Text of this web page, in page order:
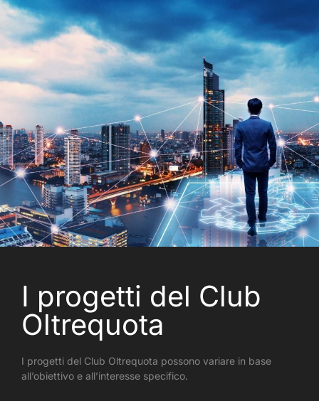
I progetti del Club
Oltrequota
I progetti del Club Oltrequota possono variare in base
all’obiettivo e all’interesse specifico.